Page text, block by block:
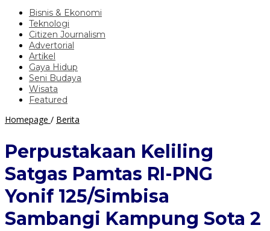
Bisnis & Ekonomi
Teknologi
Citizen Journalism
Advertorial
Artikel
Gaya Hidup
Seni Budaya
Wisata
Featured
Homepage / Berita
Satgas
Pamtas
RI-
PNG
Yonif
125/Simbisa
Sambangi
Kampung
Perpustakaan Keliling
Satgas Pamtas RI-PNG
Yonif 125/Simbisa
Sambangi Kampung Sota 2